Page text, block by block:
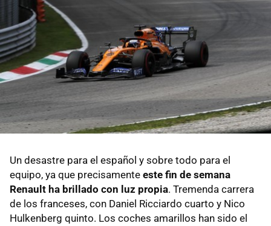
Un desastre para el español y sobre todo para el
equipo, ya que precisamente este fin de semana
Renault ha brillado con luz propia. Tremenda carrera
de los franceses, con Daniel Ricciardo cuarto y Nico
Hulkenberg quinto. Los coches amarillos han sido el